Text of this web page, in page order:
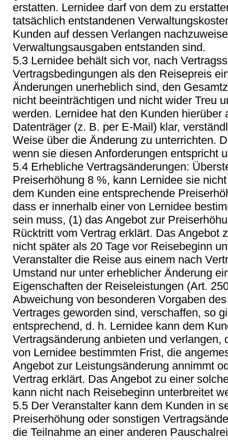
erstatten. Lernidee darf von dem zu
tatsächlich entstandenen
Kunden auf dessen Verlangen
Verwaltungsausgaben entstanden sind.
5.3 Lernidee behält sich vor, nach
Vertragsbedingungen als den Reisepreis
Änderungen unerheblich sind, den
nicht beeinträchtigen und nicht wider Treu
werden. Lernidee hat den Kunden hierüber
Datenträger (z. B. per E-Mail) klar,
Weise über die Änderung zu unterrichten.
wenn sie diesen Anforderungen entspricht
5.4 Erhebliche Vertragsänderungen:
Preiserhöhung 8 %, kann Lernidee sie
dem Kunden eine entsprechende
dass er innerhalb einer von Lernidee
sein muss, (1) das Angebot zur
Rücktritt vom Vertrag erklärt. Das Angebot
nicht später als 20 Tage vor Reisebeginn
Veranstalter die Reise aus einem nach
Umstand nur unter erheblicher Änderung
Eigenschaften der Reiseleistungen (Art.
Abweichung von besonderen Vorgaben
Vertrages geworden sind, verschaffen, so
entsprechend, d. h. Lernidee kann dem
Vertragsänderung anbieten und verlangen,
von Lernidee bestimmten Frist, die
Angebot zur Leistungsänderung annimmt
Vertrag erklärt. Das Angebot zu einer
kann nicht nach Reisebeginn unterbreitet
5.5 Der Veranstalter kann dem Kunden in
Preiserhöhung oder sonstigen
die Teilnahme an einer anderen